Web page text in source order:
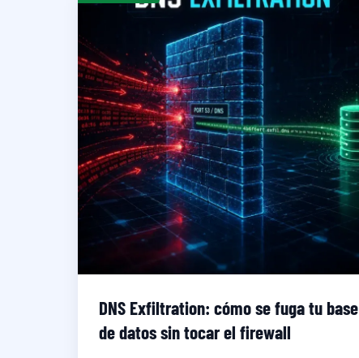
DNS Exfiltration: cómo se fuga tu base
de datos sin tocar el firewall